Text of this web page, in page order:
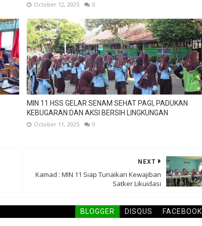
October 12, 2025 0
MIN 11 HSS GELAR SENAM SEHAT PAGI, PADUKAN
KEBUGARAN DAN AKSI BERSIH LINGKUNGAN
October 11, 2025 0
NEXT
Kamad : MIN 11 Siap Tunaikan Kewajiban
Satker Likuidasi
BLOGGER DISQUS FACEBOOK